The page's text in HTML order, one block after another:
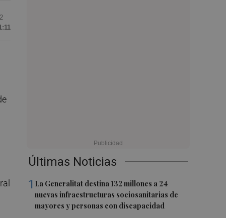
Últimas Noticias
1 La Generalitat destina 132 millones a 24
nuevas infraestructuras sociosanitarias de
mayores y personas con discapacidad